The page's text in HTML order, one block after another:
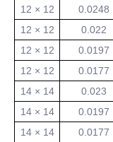
12 × 12
0.0248
12 × 12
0.022
12 × 12
0.0197
12 × 12
0.0177
14 × 14
0.023
14 × 14
0.0197
14 × 14
0.0177